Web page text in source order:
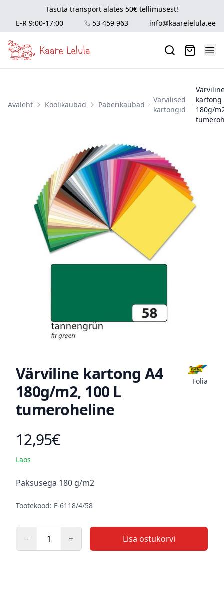
Tasuta transport alates 50€ tellimusest!
E-R 9:00-17:00
53 459 963 info@kaarelelula.ee
Avaleht Koolikaubad Paberikaubad
Värvilised
kartongid
kartong
180g/
Värviline kartong A4
180g/m2, 100 L
tumeroheline
Folia
Toote hind
12,95€
Laos
Kirjeldus
Paksusega 180 g/m2
Tootekood: F-6118/4/58
− + Lisa ostukorvi